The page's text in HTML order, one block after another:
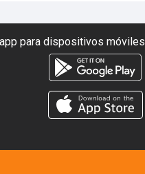
para dispositivos móviles